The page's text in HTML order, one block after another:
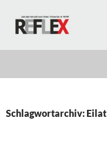
Inhalt
springen
Schlagwortarchiv: Eilat